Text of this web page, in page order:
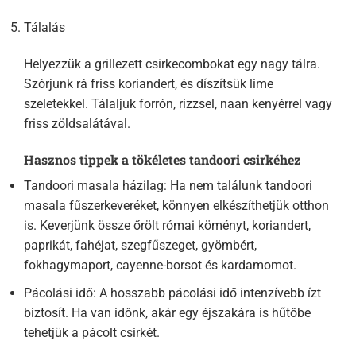
Tálalás
Helyezzük a grillezett csirkecombokat egy nagy tálra.
Szórjunk rá friss koriandert, és díszítsük lime
szeletekkel. Tálaljuk forrón, rizzsel, naan kenyérrel vagy
friss zöldsalátával.
Hasznos tippek a tökéletes tandoori csirkéhez
Tandoori masala házilag: Ha nem találunk tandoori
masala fűszerkeveréket, könnyen elkészíthetjük otthon
is. Keverjünk össze őrölt római köményt, koriandert,
paprikát, fahéjat, szegfűszeget, gyömbért,
fokhagymaport, cayenne-borsot és kardamomot.
Pácolási idő: A hosszabb pácolási idő intenzívebb ízt
biztosít. Ha van időnk, akár egy éjszakára is hűtőbe
tehetjük a pácolt csirkét.